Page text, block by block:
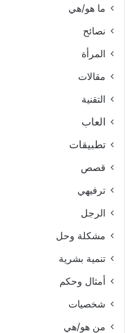
ما هو/هي
نصائح
المرأة
مقالات
التقنية
العاب
تطبيقات
قصص
ترفيهي
الرجل
مشكلة وحل
تنمية بشرية
أمثال وحكم
شخصيات
من هو/هي